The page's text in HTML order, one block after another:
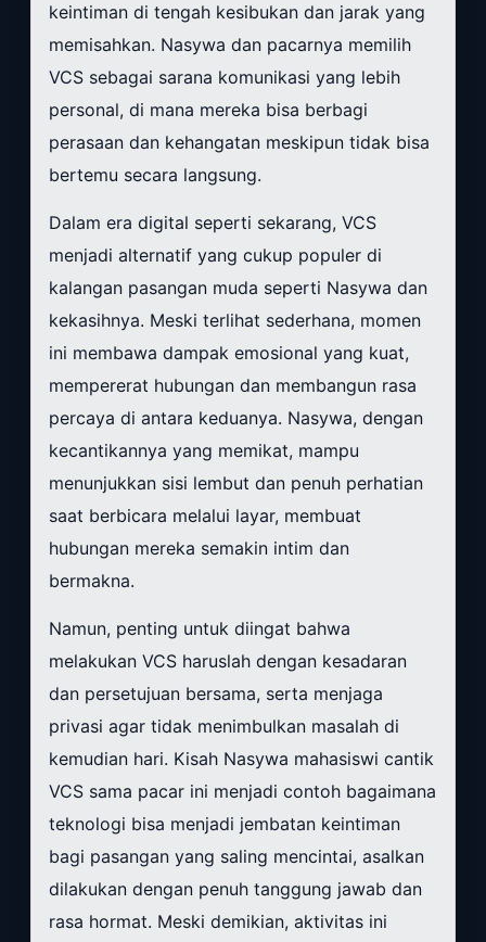
keintiman di tengah kesibukan dan jarak yang
memisahkan. Nasywa dan pacarnya memilih
VCS sebagai sarana komunikasi yang lebih
personal, di mana mereka bisa berbagi
perasaan dan kehangatan meskipun tidak bisa
bertemu secara langsung.
Dalam era digital seperti sekarang, VCS
menjadi alternatif yang cukup populer di
kalangan pasangan muda seperti Nasywa dan
kekasihnya. Meski terlihat sederhana, momen
ini membawa dampak emosional yang kuat,
mempererat hubungan dan membangun rasa
percaya di antara keduanya. Nasywa, dengan
kecantikannya yang memikat, mampu
menunjukkan sisi lembut dan penuh perhatian
saat berbicara melalui layar, membuat
hubungan mereka semakin intim dan
bermakna.
Namun, penting untuk diingat bahwa
melakukan VCS haruslah dengan kesadaran
dan persetujuan bersama, serta menjaga
privasi agar tidak menimbulkan masalah di
kemudian hari. Kisah Nasywa mahasiswi cantik
VCS sama pacar ini menjadi contoh bagaimana
teknologi bisa menjadi jembatan keintiman
bagi pasangan yang saling mencintai, asalkan
dilakukan dengan penuh tanggung jawab dan
rasa hormat. Meski demikian, aktivitas ini